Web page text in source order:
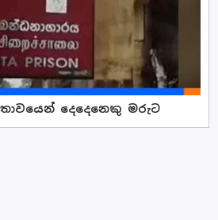
දෙදෙනෙකු මරුට